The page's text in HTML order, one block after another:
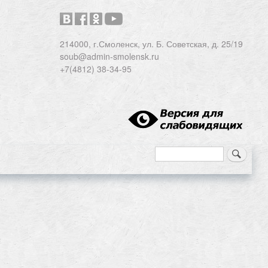
214000, г.Смоленск, ул. Б. Советская, д. 25/19
soub@admin-smolensk.ru
+7(4812) 38-34-95
Search